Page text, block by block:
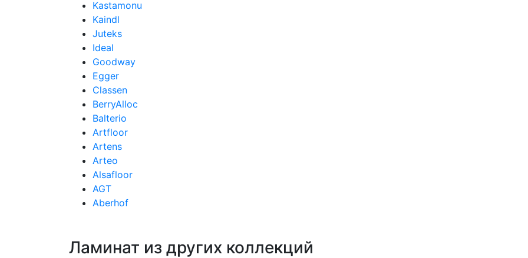
Kastamonu
Kaindl
Juteks
Ideal
Goodway
Egger
Classen
BerryAlloc
Balterio
Artfloor
Artens
Arteo
Alsafloor
AGT
Aberhof
Ламинат из других коллекций